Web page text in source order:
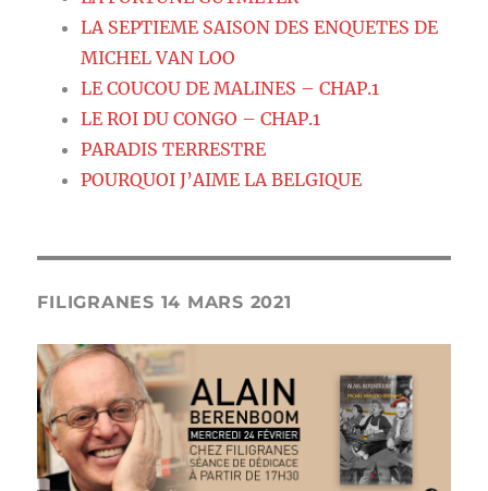
LA SEPTIEME SAISON DES ENQUETES DE
MICHEL VAN LOO
LE COUCOU DE MALINES – CHAP.1
LE ROI DU CONGO – CHAP.1
PARADIS TERRESTRE
POURQUOI J’AIME LA BELGIQUE
FILIGRANES 14 MARS 2021